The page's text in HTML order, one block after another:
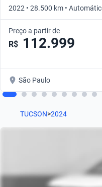
2022 • 28.500 km •
Preço a partir de
R$ 112.999
São Paulo
TUCSON>2024